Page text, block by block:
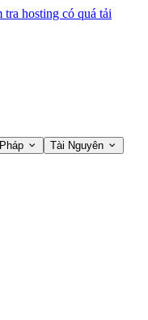
hosting có quá tải
Tài Nguyên